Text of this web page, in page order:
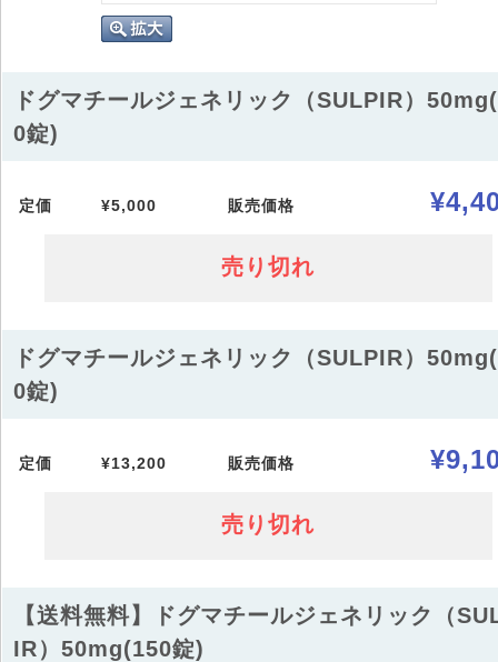
ドグマチールジェネリック（SULPIR）
0錠)
定価 ¥5,000 販売価格
売り切れ
ドグマチールジェネリック（SULPIR）
0錠)
定価 ¥13,200 販売価格
売り切れ
【送料無料】ドグマチールジェネリック（
IR）50mg(150錠)